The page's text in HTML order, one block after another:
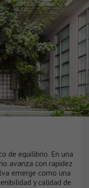
de equilibrio. En una
avanza con rapidez
emerge como una
y calidad de